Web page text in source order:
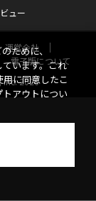
ュー
運営会社
電子版について
Inc. 2026
ために、
います。これ
に同意したこ
アウトについ